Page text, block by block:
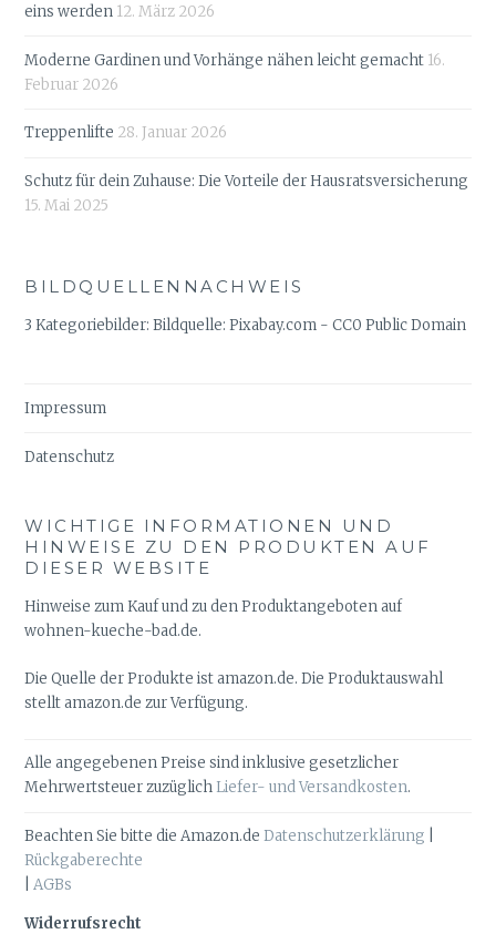
eins werden 12. März 2026
Moderne Gardinen und Vorhänge nähen leicht gemacht 16.
Februar 2026
Treppenlifte 28. Januar 2026
Schutz für dein Zuhause: Die Vorteile der Hausratsversicherung
15. Mai 2025
BILDQUELLENNACHWEIS
3 Kategoriebilder: Bildquelle: Pixabay.com - CC0 Public Domain
Impressum
Datenschutz
WICHTIGE INFORMATIONEN UND
HINWEISE ZU DEN PRODUKTEN AUF
DIESER WEBSITE
Hinweise zum Kauf und zu den Produktangeboten auf
wohnen-kueche-bad.de.
Die Quelle der Produkte ist amazon.de. Die Produktauswahl
stellt amazon.de zur Verfügung.
Alle angegebenen Preise sind inklusive gesetzlicher
Mehrwertsteuer zuzüglich Liefer- und Versandkosten.
Beachten Sie bitte die Amazon.deDatenschutzerklärung
Rückgaberechte
|AGBs
Widerrufsrecht